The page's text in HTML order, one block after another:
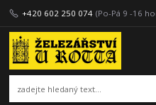
+420 602 250 074 (Po-Pá 9 -16